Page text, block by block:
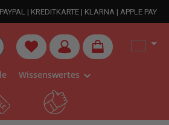
PAYPAL | KREDITKARTE | KLARNA | APPLE PAY
Du hast 0 Produkte auf dem
Wissenswertes